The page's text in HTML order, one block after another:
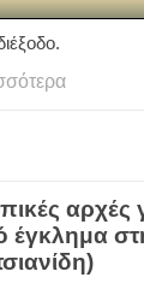
αρχές
έγκλημα